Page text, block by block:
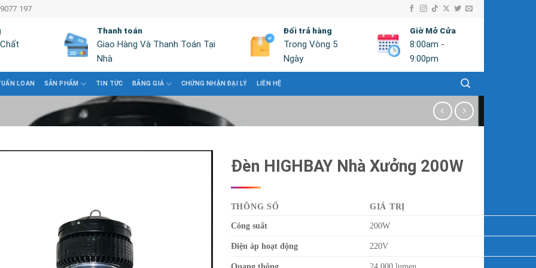
197
Thanh toán
Giao Hàng Và Thanh Toán Tại
Nhà
Đổi trả hàng
Trong Vòng 5
Ngày
Giờ Mở Cửa
8:00am -
9:00pm
LOAN SẢN PHẨM TIN TỨC BẢNG GIÁ CHỨNG NHẬN ĐẠI LÝ LIÊN HỆ
Đèn HIGHBAY Nhà Xưởng 200W
THÔNG SỐ
GIÁ TRỊ
Công suất
200W
Điện áp hoạt động 220V